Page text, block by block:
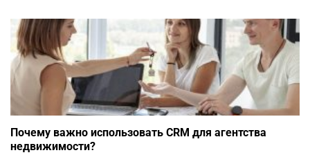
Почему важно использовать CRM для агентства
недвижимости?